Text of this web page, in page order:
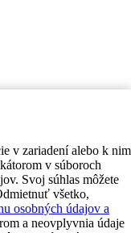
v zariadení alebo k nim
v súboroch
Svoj súhlas môžete
všetko,
osobných údajov a
a neovplyvnia údaje